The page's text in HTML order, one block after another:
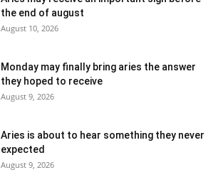
the end of august
August 10, 2026
Monday may finally bring aries the answer
they hoped to receive
August 9, 2026
Aries is about to hear something they never
expected
August 9, 2026